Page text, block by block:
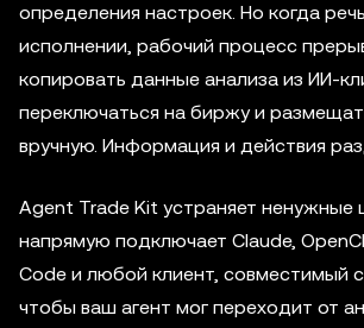
определения настроек. Но когда
исполнении, рабочий процесс
копировать данные анализа из ИИ-
переключаться на биржу и
вручную. Информация и действия
Agent Trade Kit устраняет ненужные
напрямую подключает Claude,
Code и любой клиент, совместимый с
чтобы ваш агент мог переходит от